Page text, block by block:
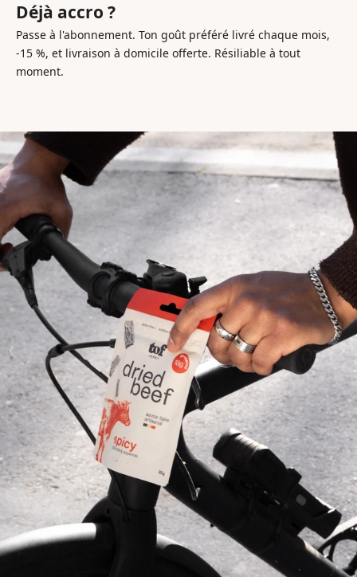
Déjà accro ?
Passe à l'abonnement. Ton goût préféré livré chaque mois,
-15 %, et livraison à domicile offerte. Résiliable à tout
moment.